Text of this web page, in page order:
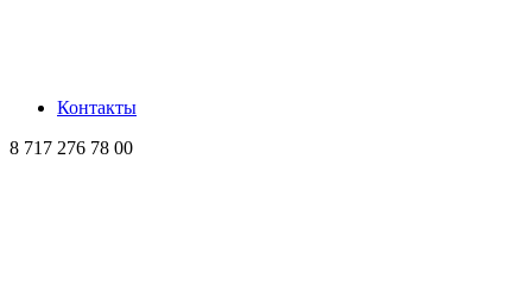
Контакты
8 717 276 78 00